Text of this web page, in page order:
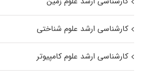
کارشناسی ارشد علوم شناختی
کارشناسی ارشد علوم کامپیوتر